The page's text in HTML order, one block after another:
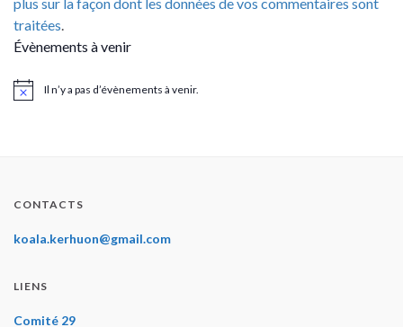
traitées.
Évènements à venir
NoticeIl n’y a pas d’évènements à venir.
CONTACTS
koala.kerhuon@gmail.com
LIENS
Comité 29